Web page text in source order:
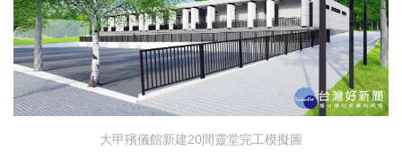
大甲殯儀館新建20間靈堂完工模擬圖